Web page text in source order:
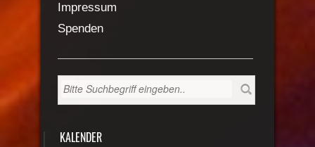
Impressum
Spenden
KALENDER